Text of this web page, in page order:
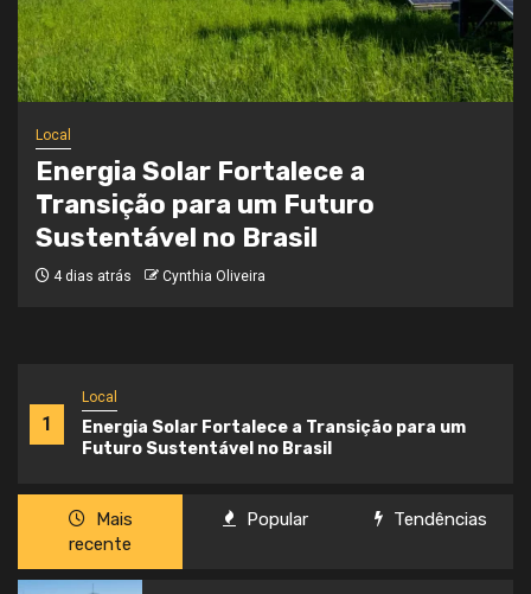
1
Local
Energia Solar Fortalece a Transição para um
Futuro Sustentável no Brasil
Local
Onde a Informação Encontra o Seu
Caminho
4 semanas atrás Cynthia Oliveira
Mais
recente
Popular Tendências